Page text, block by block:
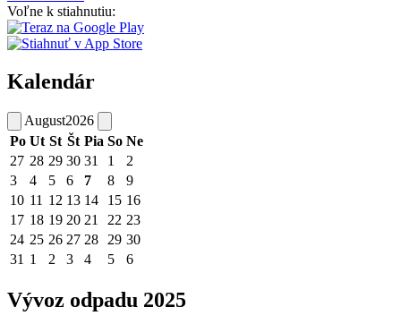
Voľne k stiahnutiu:
Kalendár
August2026
Po Ut St Št Pia So Ne
27 28 29 30 31 1
2
3
4 5 6 7 8
9
10 11 12 13 14 15 16
17 18 19 20 21 22 23
24 25 26 27 28 29 30
31 1 2 3 4 5 6
Vývoz odpadu 2025